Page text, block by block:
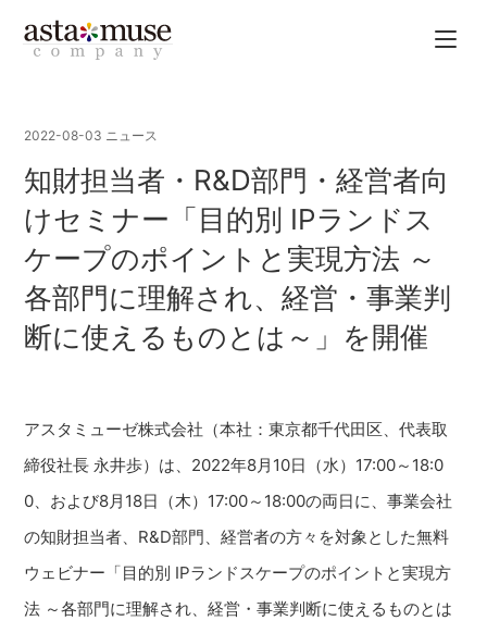
2022-08-03 ニュース
知財担当者・R&D部門・経営者向
けセミナー「目的別 IPランドス
ケープのポイントと実現方法 ～
各部門に理解され、経営・事業判
断に使えるものとは～」を開催
アスタミューゼ株式会社（本社：東京都千代田区、代表取
締役社長 永井歩）は、2022年8月10日（水）17:00～18:0
0、および8月18日（木）17:00～18:00の両日に、事業会社
の知財担当者、R&D部門、経営者の方々を対象とした無料
ウェビナー「目的別 IPランドスケープのポイントと実現方
法 ～各部門に理解され、経営・事業判断に使えるものとは